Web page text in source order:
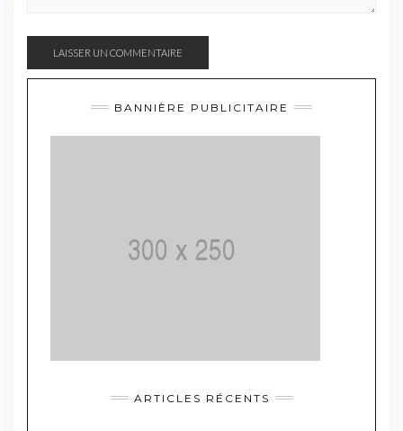
BANNIÈRE PUBLICITAIRE
ARTICLES RÉCENTS